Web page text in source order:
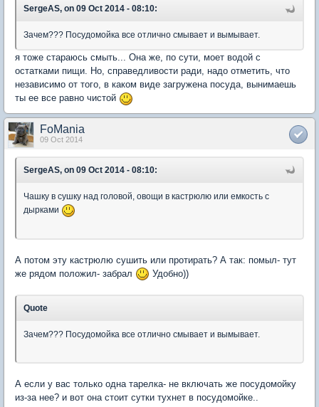
SergeAS, on 09 Oct 2014 - 08:10:
Зачем??? Посудомойка все отлично смывает и вымывает.
я тоже стараюсь смыть... Она же, по сути, моет водой с
остатками пищи. Но, справедливости ради, надо отметить, что
независимо от того, в каком виде загружена посуда, вынимаешь
ты ее все равно чистой
FoMania
09 Oct 2014
SergeAS, on 09 Oct 2014 - 08:10:
Чашку в сушку над головой, овощи в кастрюлю или емкость с
дырками
А потом эту кастрюлю сушить или протирать? А так: помыл- тут
же рядом положил- забрал
Удобно))
Quote
Зачем??? Посудомойка все отлично смывает и вымывает.
А если у вас только одна тарелка- не включать же посудомойку
из-за нее? и вот она стоит сутки тухнет в посудомойке..